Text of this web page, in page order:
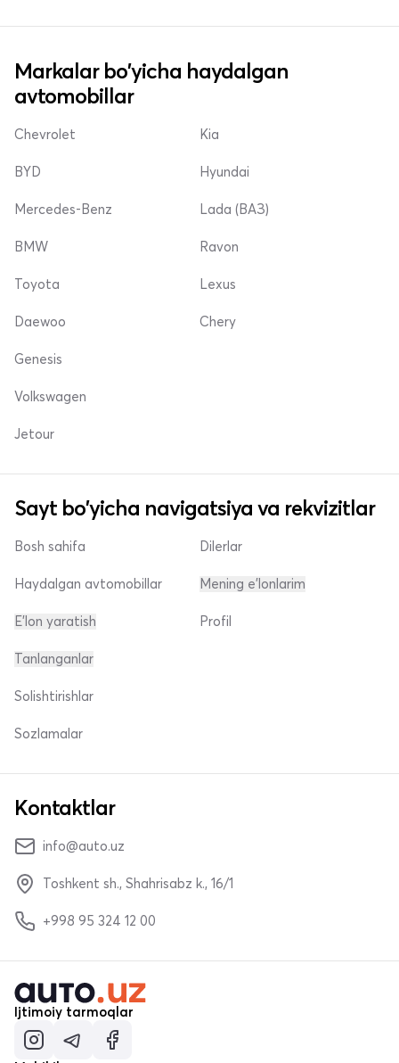
Markalar bo'yicha haydalgan
avtomobillar
Chevrolet
BYD
Mercedes-Benz
Kia
Hyundai
Lada (ВАЗ)
BMW
Toyota
Daewoo
Ravon
Lexus
Chery
Genesis
Volkswagen
Jetour
Sayt bo'yicha navigatsiya va rekvizitlar
Bosh sahifa
Haydalgan avtomobillar
E'lon yaratish
Dilerlar
Mening e'lonlarim
Profil
Tanlanganlar
Solishtirishlar
Sozlamalar
Kontaktlar
info@auto.uz
Toshkent sh., Shahrisabz k., 16/1
+998 95 324 12 00
Ijtimoiy tarmoqlar